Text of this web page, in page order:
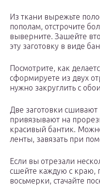
Из ткани вырежьте
пополам, отстрочите
выверните. Зашейте
эту заготовку в виде
Посмотрите, как
сформируете из двух
нужно закруглить с
Две заготовки сшивают
привязывают на
красивый бантик.
ленты, завязать при
Если вы отрезали
сшейте каждую с краю,
восьмерки, стачайте